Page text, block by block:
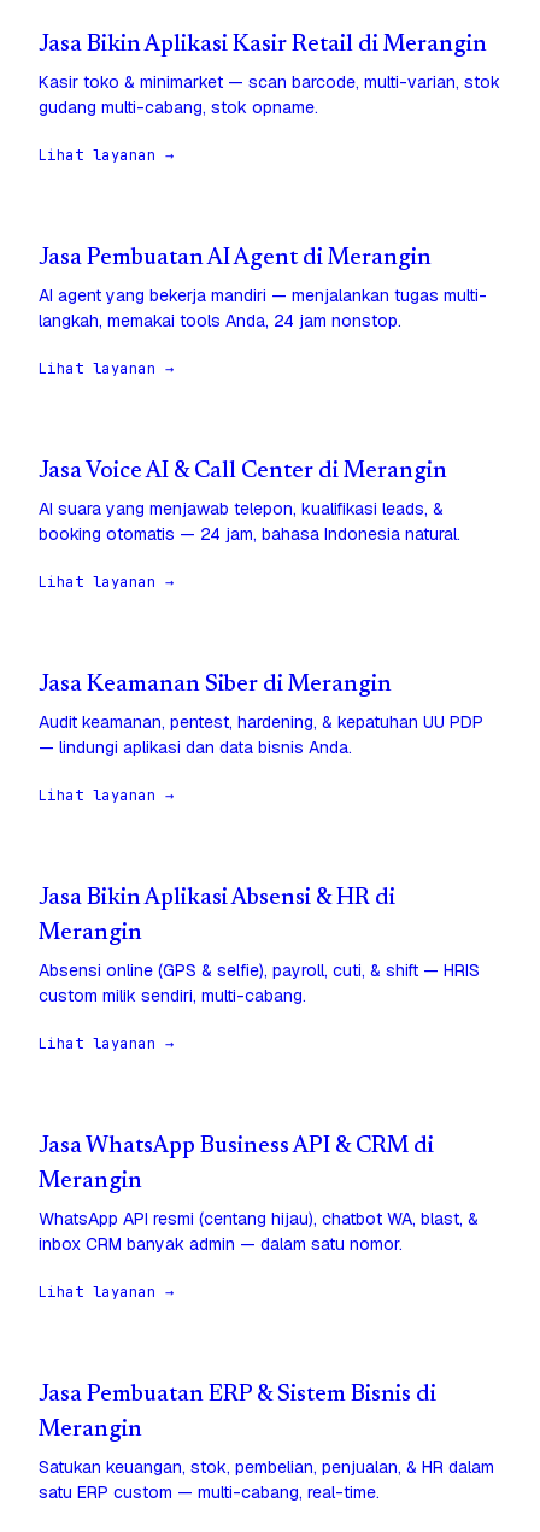
Jasa Bikin Aplikasi Kasir Retail di Merangin
Kasir toko & minimarket — scan barcode, multi-varian, stok
gudang multi-cabang, stok opname.
Lihat layanan →
Jasa Pembuatan AI Agent di Merangin
AI agent yang bekerja mandiri — menjalankan tugas multi-
langkah, memakai tools Anda, 24 jam nonstop.
Lihat layanan →
Jasa Voice AI & Call Center di Merangin
AI suara yang menjawab telepon, kualifikasi leads, &
booking otomatis — 24 jam, bahasa Indonesia natural.
Lihat layanan →
Jasa Keamanan Siber di Merangin
Audit keamanan, pentest, hardening, & kepatuhan UU PDP
— lindungi aplikasi dan data bisnis Anda.
Lihat layanan →
Jasa Bikin Aplikasi Absensi & HR di
Merangin
Absensi online (GPS & selfie), payroll, cuti, & shift — HRIS
custom milik sendiri, multi-cabang.
Lihat layanan →
Jasa WhatsApp Business API & CRM di
Merangin
WhatsApp API resmi (centang hijau), chatbot WA, blast, &
inbox CRM banyak admin — dalam satu nomor.
Lihat layanan →
Jasa Pembuatan ERP & Sistem Bisnis di
Merangin
Satukan keuangan, stok, pembelian, penjualan, & HR dalam
satu ERP custom — multi-cabang, real-time.